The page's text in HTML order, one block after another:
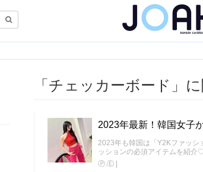
「チェッカーボード」
2023年最新！韓国女子
2023年も韓国は「Y2Kファッシ
ッションの必須アイテムを紹介
Ⓟ.Ⓔ|